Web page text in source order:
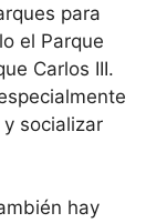
para
el Parque
Carlos III.
socializar
hay